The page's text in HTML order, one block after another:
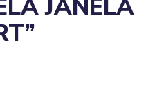
JANELA